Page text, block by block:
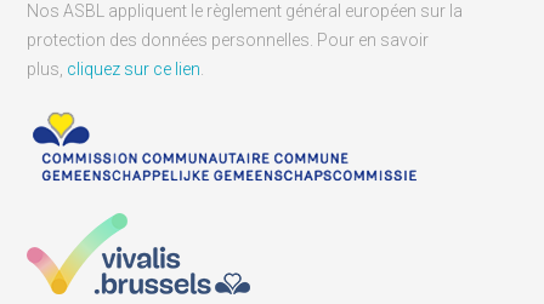
Nos ASBL appliquent le règlement général européen sur la
protection des données personnelles. Pour en savoir
plus, cliquez sur ce lien.